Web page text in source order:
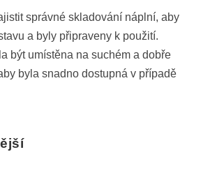
správné skladování náplní, aby
a byly připraveny k použití.
být umístěna na suchém a dobře
byla snadno dostupná v případě